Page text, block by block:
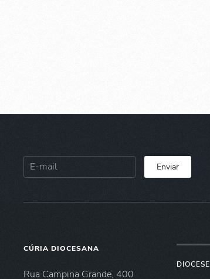
Enviar
CÚRIA DIOCESANA
Rua Campina Grande, 400
DIOCESE